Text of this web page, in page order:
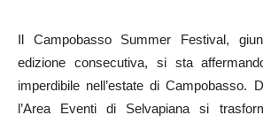
Il Campobasso Summer Festival,
edizione consecutiva, si sta
imperdibile nell’estate di Campobasso.
l’Area Eventi di Selvapiana si